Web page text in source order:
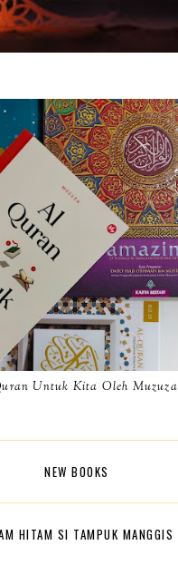
Untuk Kita Oleh Muzuza
NEW BOOKS
HITAM SI TAMPUK MANGGIS